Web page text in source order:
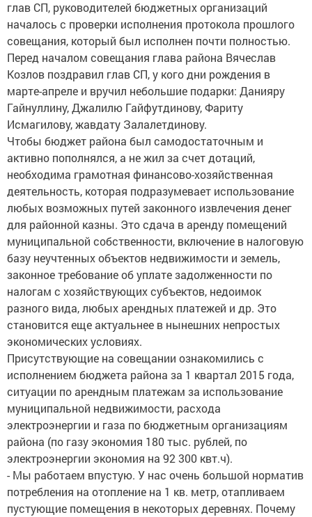
глав СП, руководителей бюджетных организаций
началось с проверки исполнения протокола прошлого
совещания, который был исполнен почти полностью.
Перед началом совещания глава района Вячеслав
Козлов поздравил глав СП, у кого дни рождения в
марте-апреле и вручил небольшие подарки: Данияру
Гайнуллину, Джалилю Гайфутдинову, Фариту
Исмагилову, жавдату Залалетдинову.
Чтобы бюджет района был самодостаточным и
активно пополнялся, а не жил за счет дотаций,
необходима грамотная финансово-хозяйственная
деятельность, которая подразумевает использование
любых возможных путей законного извлечения денег
для районной казны. Это сдача в аренду помещений
муниципальной собственности, включение в налоговую
базу неучтенных объектов недвижимости и земель,
законное требование об уплате задолженности по
налогам с хозяйствующих субъектов, недоимок
разного вида, любых арендных платежей и др. Это
становится еще актуальнее в нынешних непростых
экономических условиях.
Присутствующие на совещании ознакомились с
исполнением бюджета района за 1 квартал 2015 года,
ситуации по арендным платежам за использование
муниципальной недвижимости, расхода
электроэнергии и газа по бюджетным организациям
района (по газу экономия 180 тыс. рублей, по
электроэнергии экономия на 92 300 квт.ч).
- Мы работаем впустую. У нас очень большой норматив
потребления на отопление на 1 кв. метр, отапливаем
пустующие помещения в некоторых деревнях. Почему